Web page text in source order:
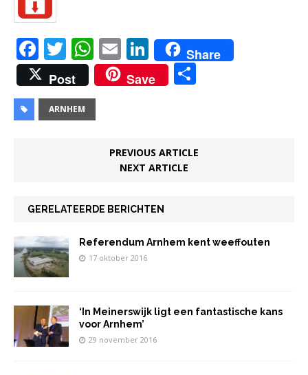
F
a
c
e
k
T
w
it
te
W
h
at
s
E
m
ai
Li
n
k
n
Share
Post
Save
ARNHEM
PREVIOUS ARTICLE
NEXT ARTICLE
GERELATEERDE BERICHTEN
Referendum Arnhem kent weeffouten
17 oktober 2016
‘In Meinerswijk ligt een fantastische kans
voor Arnhem’
29 november 2016